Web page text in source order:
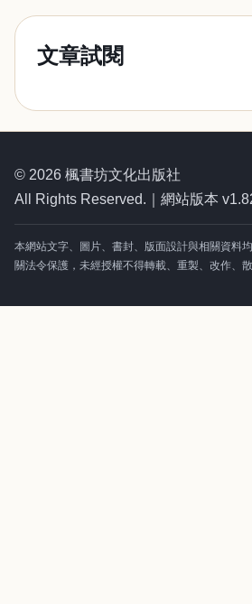
文章試閱
© 2026 楓書坊文化出版社
All Rights Reserved.｜網站版本
本網站文字、圖片、書封、版面設計與相關資料
關法令保護，未經授權不得轉載、重製、改作、